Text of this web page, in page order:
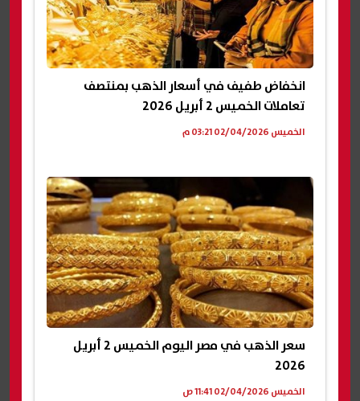
انخفاض طفيف في أسعار الذهب بمنتصف
تعاملات الخميس 2 أبريل 2026
الخميس 02/04/2026 03:21 م
سعر الذهب في مصر اليوم الخميس 2 أبريل
2026
الخميس 02/04/2026 11:41 ص